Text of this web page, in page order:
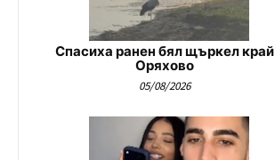
Спасиха ранен бял щъркел край
Оряхово
05/08/2026